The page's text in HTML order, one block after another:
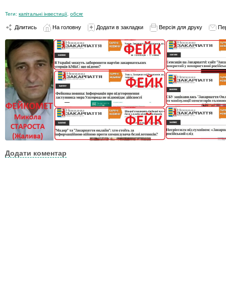
Теги: капітальні інвестиції обсяг
Ділитись На головну Додати в закладки Версія для друку
Додати коментар